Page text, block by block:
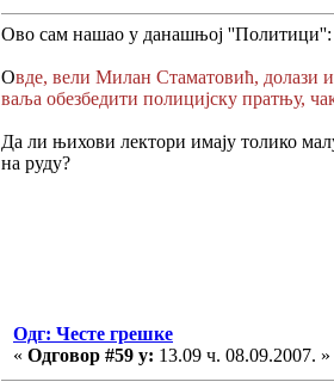
Ово сам нашао у данашњој ''Политици'':
Овде, вели Милан Стаматовић, долази
ваља обезбедити полицијску пратњу,
Да ли њихови лектори имају толико
на руду?
Одг: Честе грешке
« Одговор #59 у: 13.09 ч. 08.09.2007. »